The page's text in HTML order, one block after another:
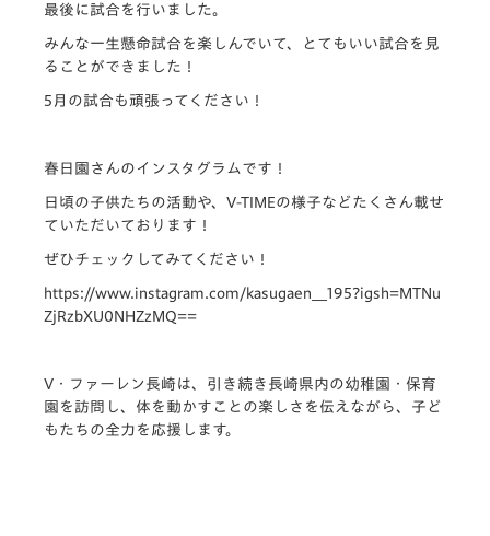
最後に試合を行いました。
みんな一生懸命試合を楽しんでいて、とてもいい試合を見
ることができました！
5月の試合も頑張ってください！
春日園さんのインスタグラムです！
日頃の子供たちの活動や、V-TIMEの様子などたくさん載せ
ていただいております！
ぜひチェックしてみてください！
https://www.instagram.com/kasugaen__195?igsh=MTNu
ZjRzbXU0NHZzMQ==
V・ファーレン長崎は、引き続き長崎県内の幼稚園・ 保育
園を訪問し、体を動かすことの楽しさを伝えながら、 子ど
もたちの全力を応援します。